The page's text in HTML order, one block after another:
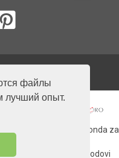
файлы
лучший опыт.
unija iz Europskog fonda za
tvrtke More i brodovi